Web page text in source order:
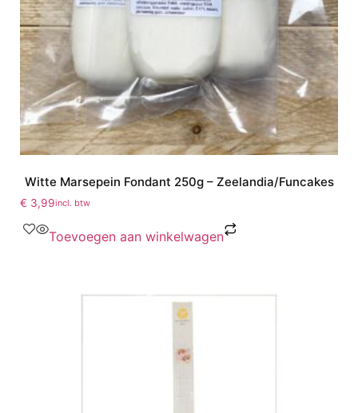
Witte Marsepein Fondant 250g – Zeelandia/Funcakes
€ 3,99incl. btw
Toevoegen aan winkelwagen